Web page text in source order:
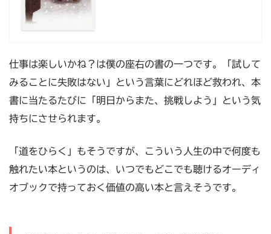
仕事は楽しいかね？は僕の座右の書の一つです。「試して
みることに失敗はない」という言葉にどれほど救われ、本
書に当たるたびに「明日からまた、挑戦しよう」という気
持ちにさせられます。
「道をひらく」もそうですが、こういう人生の中で何度も
触れたい本というのは、いつでもどこでも聴けるオーディ
オブックで持っておく価値の高い本と言えそうです。